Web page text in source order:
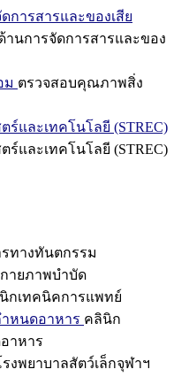
การสารและของเสีย
านการจัดการสารและของ
ม ตรวจสอบคุณภาพสิ่ง
ร์และเทคโนโลยี (STREC)
ร์และเทคโนโลยี (STREC)
ทางทันตกรรม
ายภาพบำบัด
กเทคนิคการแพทย์
หนดอาหาร คลินิก
าหาร
รงพยาบาลสัตว์เล็กจุฬาฯ